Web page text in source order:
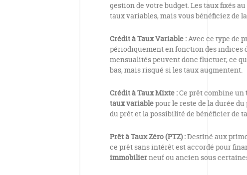
gestion de votre budget. Les taux fixés
taux variables, mais vous bénéficiez de
Crédit à Taux Variable :Avec ce type de
périodiquement en fonction des indices
mensualités peuvent donc fluctuer, ce
bas, mais risqué si les taux augmentent.
Crédit à Taux Mixte :Ce prêt combine un
taux variablepour le reste de la durée
du prêt et la possibilité de bénéficier de
Prêt à Taux Zéro (PTZ) :Destiné aux
ce prêt sans intérêt est accordé pour
immobilierneuf ou ancien sous